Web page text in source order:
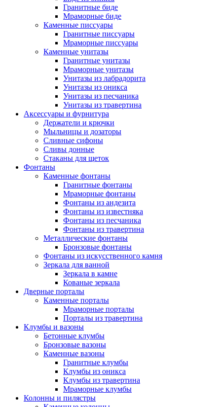
Гранитные биде
Мраморные биде
Каменные писсуары
Гранитные писсуары
Мраморные писсуары
Каменные унитазы
Гранитные унитазы
Мраморные унитазы
Унитазы из лабрадорита
Унитазы из оникса
Унитазы из песчаника
Унитазы из травертина
Аксессуары и фурнитура
Держатели и крючки
Мыльницы и дозаторы
Сливные сифоны
Сливы донные
Стаканы для щеток
Фонтаны
Каменные фонтаны
Гранитные фонтаны
Мраморные фонтаны
Фонтаны из андезита
Фонтаны из известняка
Фонтаны из песчаника
Фонтаны из травертина
Металлические фонтаны
Бронзовые фонтаны
Фонтаны из искусственного камня
Зеркала для ванной
Зеркала в камне
Кованые зеркала
Дверные порталы
Каменные порталы
Мраморные порталы
Порталы из травертина
Клумбы и вазоны
Бетонные клумбы
Бронзовые вазоны
Каменные вазоны
Гранитные клумбы
Клумбы из оникса
Клумбы из травертина
Мраморные клумбы
Колонны и пилястры